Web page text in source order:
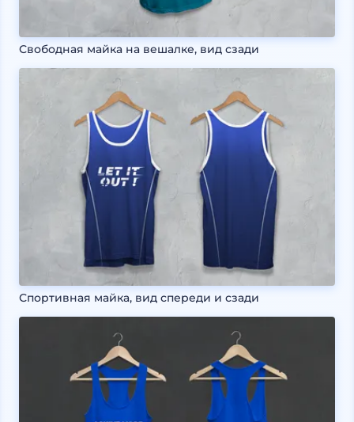
Свободная майка на вешалке, вид сзади
Спортивная майка, вид спереди и сзади